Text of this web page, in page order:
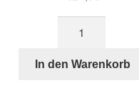
vorne
In den Warenkorb